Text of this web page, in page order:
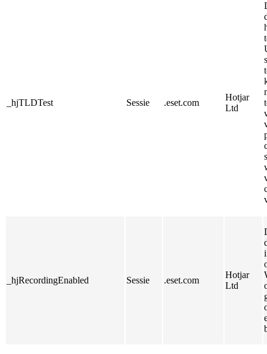
_hjTLDTest Sessie .eset.com
Hotjar
Ltd
_hjRecordingEnabled Sessie .eset.com
Hotjar
Ltd